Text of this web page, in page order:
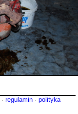
· regulamin · polityka